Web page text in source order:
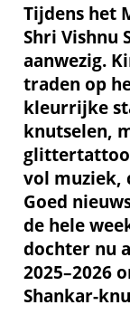
Tijdens het
Shri Vishnu
aanwezig.
traden op
kleurrijke
knutselen,
vol muziek,
Goed
de hele
dochter nu
2025–2026
Shankar-